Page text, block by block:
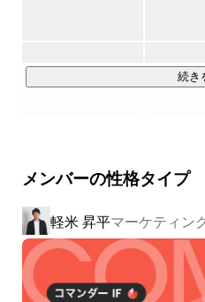
ュースを行い、成果創出まで
これまでに250以上のチャン
わり、
登録者数は10万人規模から、
最大で130万人を超えるチャ
した。
続き
メンバーの性格タイプ
軽米 昇平マーケティン